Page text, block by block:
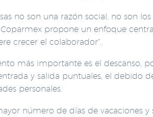
no son una razón social, no son
propone un enfoque
crecer el colaborador”.
más importante es el descanso,
y salida puntuales, el debido
personales.
número de días de vacaciones y